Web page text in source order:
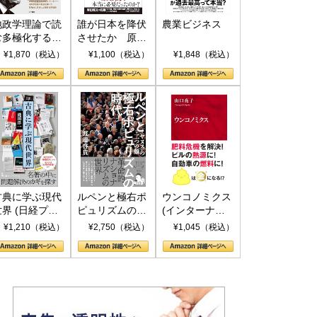
政学理論で読
多極化する世
トランプと
¥1,870（税込）
誰が日本を降伏
させたか 原爆
投下、ソ連参
(PHP新書)
¥1,100（税込）
農業ビジネス
¥1,848（税込）
典に学ぶ現代
界 (日経プレ
アシリーズ)
¥1,210（税込）
ルペンと極右ポ
ピュリズムの時
代：〈ヤヌス〉
¥2,750（税込）
ウンコノミクス
(インターナシ
ョナル新書)
¥1,045（税込）